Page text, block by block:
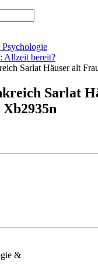
Psychologie
Allzeit bereit?
Sarlat Häuser alt
Sarlat
&